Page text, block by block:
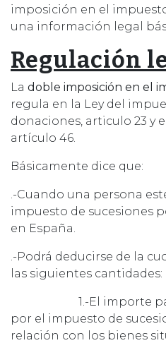
imposición en el
una información legal
Regulación
La doble imposición en el
regula en la Ley del
donaciones, articulo 23 y
artículo 46.
Básicamente dice que:
.-Cuando una persona
impuesto de sucesiones
en España.
.-Podrá deducirse de la
las siguientes cantidades:
1.-El importe
por el impuesto de
relación con los bienes